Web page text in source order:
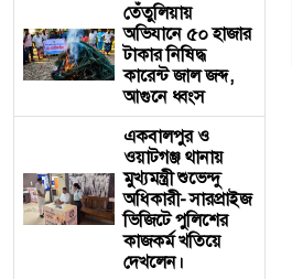
তেঁতুলিয়ায়
অভিযানে ৫০ হাজার
টাকার নিষিদ্ধ
কারেন্ট জাল জব্দ,
আগুনে ধ্বংস
একবালপুর ও
ওয়াটগঞ্জ থানায়
মুখ্যমন্ত্রী শুভেন্দু
অধিকারী- সারপ্রাইজ
ভিজিটে পুলিশের
কাজকর্ম খতিয়ে
দেখলেন।